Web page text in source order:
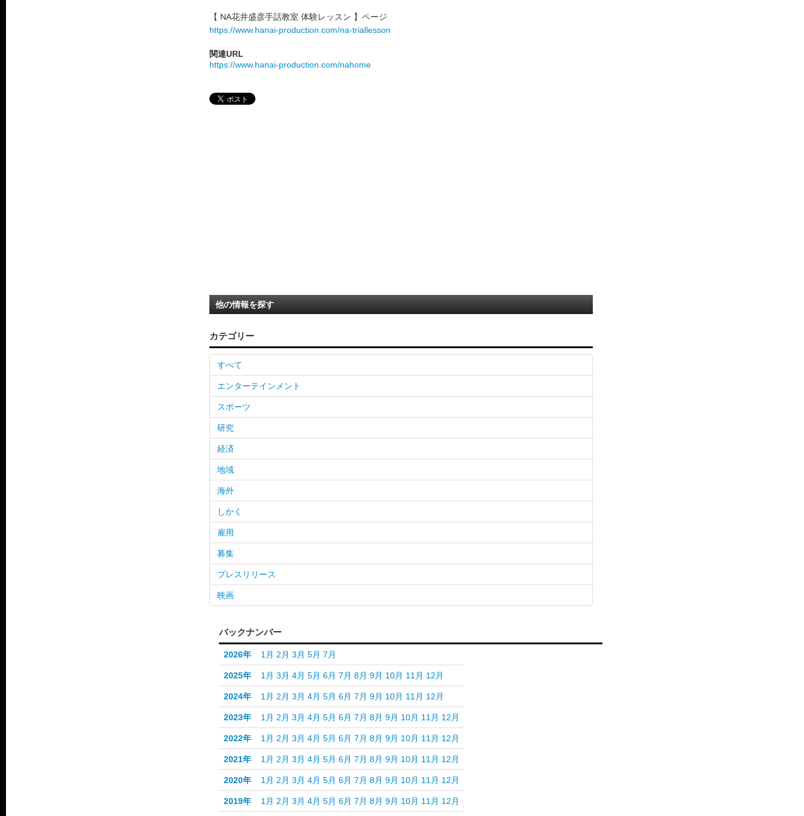
【 NA花井盛彦手話教室 体験レッスン 】ページ
https://www.hanai-production.com/na-triallesson
関連URL
https://www.hanai-production.com/nahome
他の情報を探す
カテゴリー
すべて
エンターテインメント
スポーツ
研究
経済
地域
海外
しかく
雇用
募集
プレスリリース
映画
バックナンバー
2026年 1月 2月 3月 5月 7月
2025年 1月 3月 4月 5月 6月 7月 8月 9月 10月 11月 12月
2024年 1月 2月 3月 4月 5月 6月 7月 9月 10月 11月 12月
2023年 1月 2月 3月 4月 5月 6月 7月 8月 9月 10月 11月 12月
2022年 1月 2月 3月 4月 5月 6月 7月 8月 9月 10月 11月 12月
2021年 1月 2月 3月 4月 5月 6月 7月 8月 9月 10月 11月 12月
2020年 1月 2月 3月 4月 5月 6月 7月 8月 9月 10月 11月 12月
2019年 1月 2月 3月 4月 5月 6月 7月 8月 9月 10月 11月 12月